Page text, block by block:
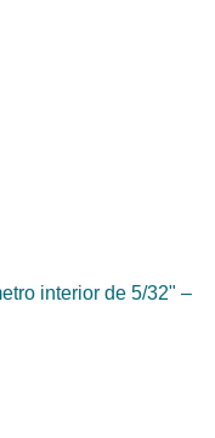
interior de 5/32" –